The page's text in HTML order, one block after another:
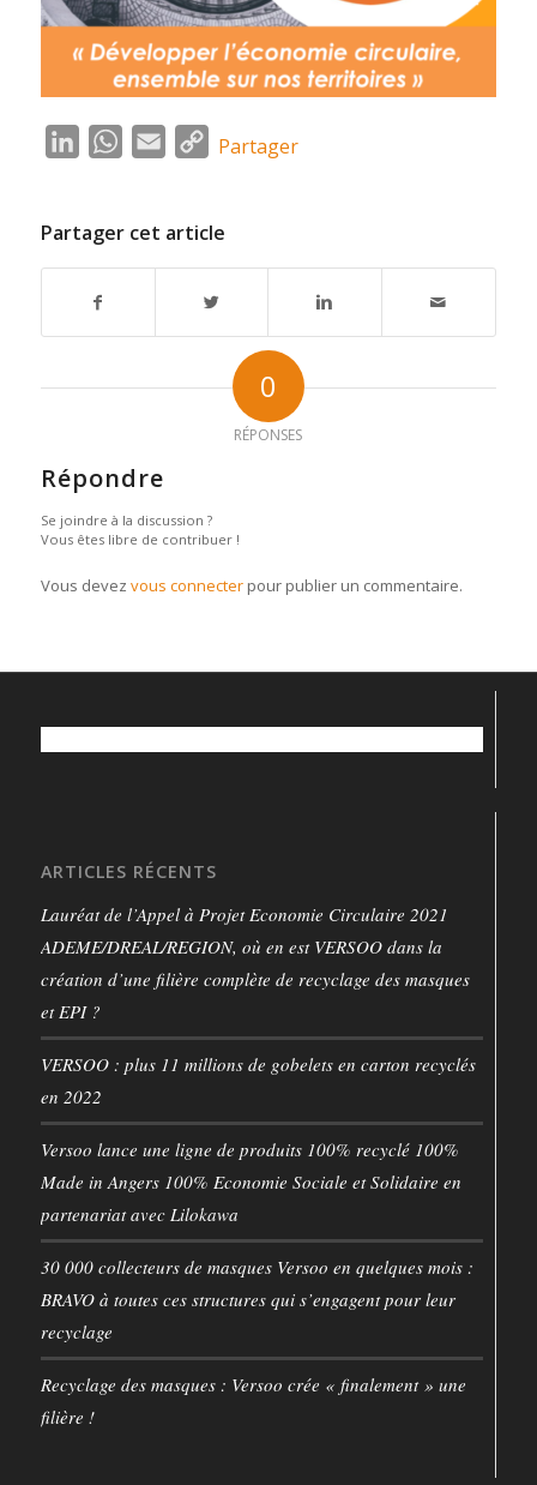
LinkedInWhatsApp
Email Copy
Partager
Partager cet article
0
RÉPONSES
Répondre
Se joindre à la discussion ?
Vous êtes libre de contribuer !
Vous devez vous connecterpour publier un commentaire.
ARTICLES RÉCENTS
Lauréat de l’Appel à Projet Economie Circulaire 2021
ADEME/DREAL/REGION, où en est VERSOO dans la
création d’une filière complète de recyclage des masques
et EPI ?
VERSOO : plus 11 millions de gobelets en carton recyclés
en 2022
Versoo lance une ligne de produits 100% recyclé 100%
Made in Angers 100% Economie Sociale et Solidaire en
partenariat avec Lilokawa
30 000 collecteurs de masques Versoo en quelques mois :
BRAVO à toutes ces structures qui s’engagent pour leur
recyclage
Recyclage des masques : Versoo crée « finalement » une
filière !